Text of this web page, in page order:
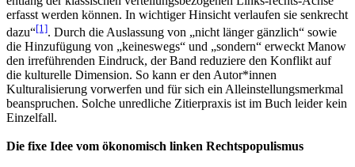
erfasst werden können. In wichtiger Hinsicht verlaufen sie senkrecht
dazu“[1]. Durch die Auslassung von „nicht länger gänzlich“ sowie
die Hinzufügung von „keineswegs“ und „sondern“ erweckt Manow
den irreführenden Eindruck, der Band reduziere den Konflikt auf
die kulturelle Dimension. So kann er den Autor*innen
Kulturalisierung vorwerfen und für sich ein Alleinstellungsmerkmal
beanspruchen. Solche unredliche Zitierpraxis ist im Buch leider kein
Einzelfall.
Die fixe Idee vom ökonomisch linken Rechtspopulismus